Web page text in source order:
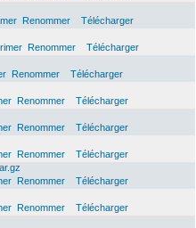
Renommer
Télécharger
Renommer
Télécharger
Renommer
Télécharger
Renommer
Télécharger
Renommer
Télécharger
Renommer
Télécharger
Renommer
Télécharger
Renommer
Télécharger